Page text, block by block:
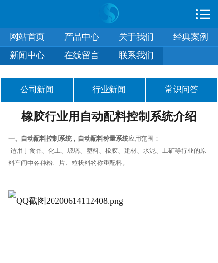
产品中心
关于我们
经典案例
新闻中心
在线留言

网站首页 产品中心 关于我们
经典案例
新闻中心
在线留言 联系我们
公司新闻 行业新闻 常识问答
橡胶行业用自动配料控制系统介绍
一、 自动配料控制系统，自动配料称量系统应用范围：
适用于食品、化工、玻璃、塑料、橡胶、建材、水泥、工矿等行业的原
料车间中各种粉、片、粒状料的称重配料。